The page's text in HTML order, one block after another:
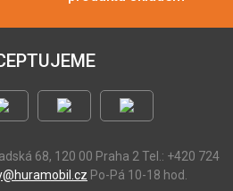
68, 120 00 Praha 2 Tel.: +420 724
Po-Pá 10-18 hod.